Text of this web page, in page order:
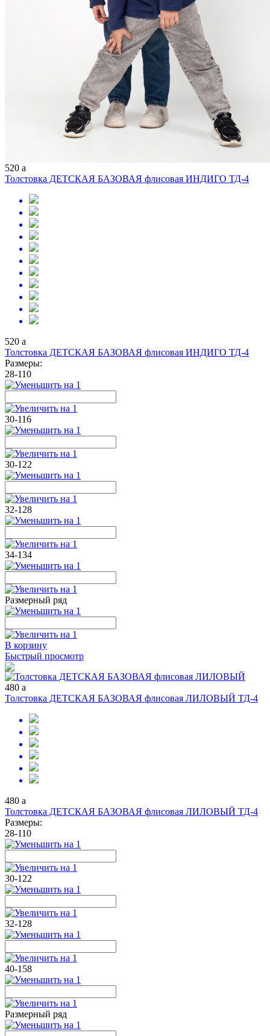
520 a
Толстовка ДЕТСКАЯ БАЗОВАЯ флисовая ИНДИГО ТД-4
520 a
Толстовка ДЕТСКАЯ БАЗОВАЯ флисовая ИНДИГО ТД-4
Размеры:
28-110
30-116
30-122
32-128
34-134
Размерный ряд
В корзину
Быстрый просмотр
480 a
Толстовка ДЕТСКАЯ БАЗОВАЯ флисовая ЛИЛОВЫЙ ТД-4
480 a
Толстовка ДЕТСКАЯ БАЗОВАЯ флисовая ЛИЛОВЫЙ ТД-4
Размеры:
28-110
30-122
32-128
40-158
Размерный ряд